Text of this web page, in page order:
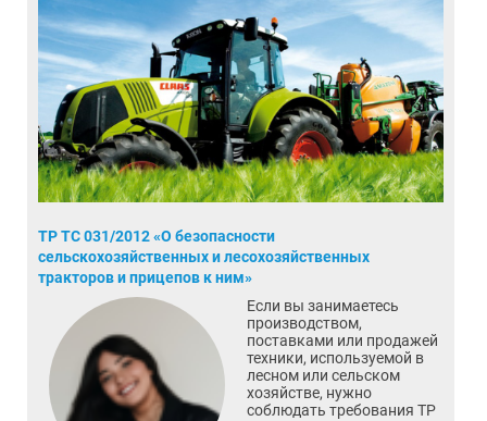
ТР ТС 031/2012 «О безопасности
сельскохозяйственных и лесохозяйственных
тракторов и прицепов к ним»
Если вы занимаетесь
производством,
поставками или продажей
техники, используемой в
лесном или сельском
хозяйстве, нужно
соблюдать требования ТР